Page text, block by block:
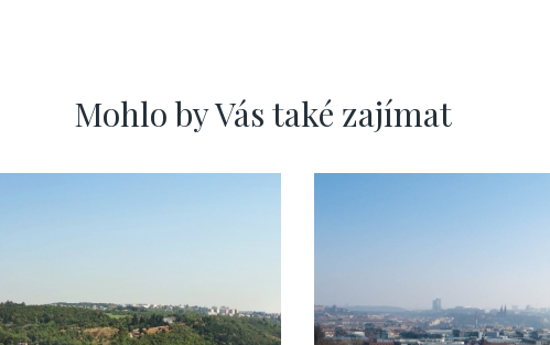
Mohlo by Vás také zajímat